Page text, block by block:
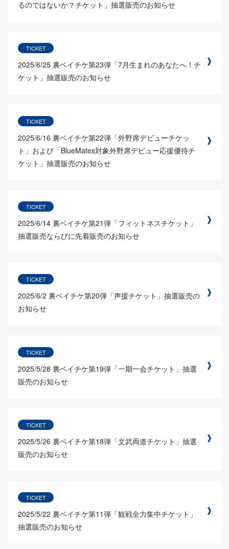
るのではないか？チケット」抽選販売のお知らせ
TICKET
2025/6/25 裏ベイチケ第23弾「7月生まれのあなたへ！チ
ケット」抽選販売のお知らせ
TICKET
2025/6/16 裏ベイチケ第22弾「外野席デビューチケッ
ト」および「BlueMates対象外野席デビュー応援優待チ
ケット」抽選販売のお知らせ
TICKET
2025/6/14 裏ベイチケ第21弾「フィットネスチケット」
抽選販売ならびに先着販売のお知らせ
TICKET
2025/6/2 裏ベイチケ第20弾「声援チケット」抽選販売の
お知らせ
TICKET
2025/5/28 裏ベイチケ第19弾「一期一会チケット」抽選
販売のお知らせ
TICKET
2025/5/26 裏ベイチケ第18弾「文武両道チケット」抽選
販売のお知らせ
TICKET
2025/5/22 裏ベイチケ第11弾「観戦全力集中チケット」
抽選販売のお知らせ